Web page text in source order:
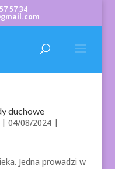
57 34
duchowe
04/08/2024|
Jedna prowadzi w